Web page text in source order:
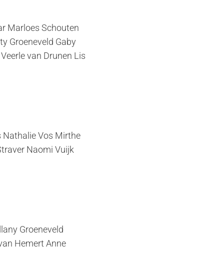
Marloes Schouten
Groeneveld Gaby
van Drunen Lis
Nathalie Vos Mirthe
Naomi Vuijk
Groeneveld
Hemert Anne